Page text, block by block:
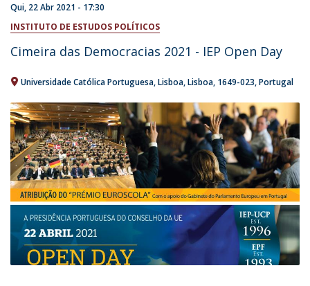
Qui, 22 Abr 2021 - 17:30
INSTITUTO DE ESTUDOS POLÍTICOS
Cimeira das Democracias 2021 - IEP Open Day
Universidade Católica Portuguesa Lisboa Lisboa 1649-023 Portugal